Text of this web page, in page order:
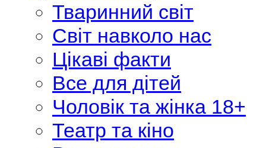
Тваринний світ
Світ навколо нас
Цікаві факти
Все для дітей
Чоловік та жінка 18+
Театр та кіно